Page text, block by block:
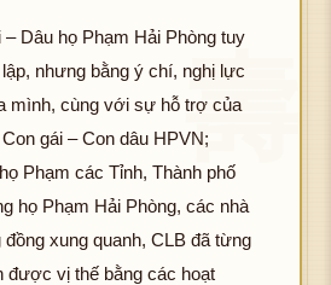
– Dâu họ Phạm Hải Phòng tuy
nhưng bằng ý chí, nghị lực
mình, cùng với sự hỗ trợ của
gái – Con dâu HPVN;
Phạm các Tỉnh, Thành phố
họ Phạm Hải Phòng, các nhà
đồng xung quanh, CLB đã từng
được vị thế bằng các hoạt